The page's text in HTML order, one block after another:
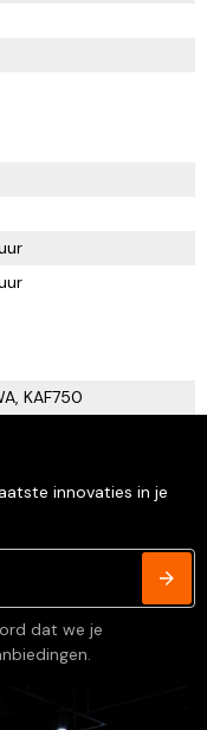
KAF750
innovaties in je
dat we je